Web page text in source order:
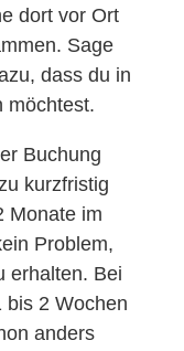
dort vor Ort
Sage
dass du in
möchtest.
Buchung
kurzfristig
Monate im
Problem,
erhalten. Bei
bis 2 Wochen
anders